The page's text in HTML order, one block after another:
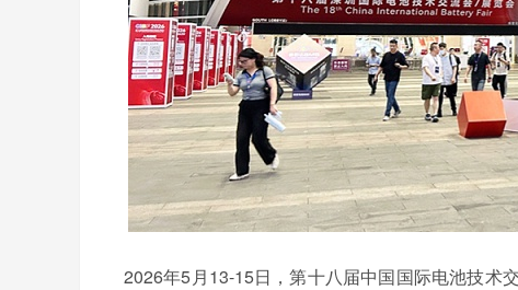
2026年5月13-15日，第十八届中国国际电池技术